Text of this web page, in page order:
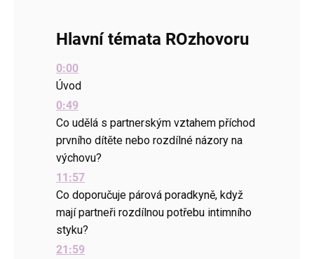
Hlavní témata ROzhovoru
0:00
Úvod
0:49
Co udělá s partnerským vztahem příchod
prvního dítěte nebo rozdílné názory na
výchovu?
11:57
Co doporučuje párová poradkyně, když
mají partneři rozdílnou potřebu intimního
styku?
21:59